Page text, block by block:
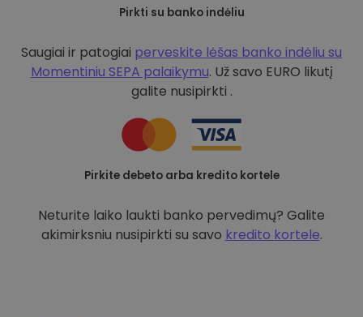
Pirkti su banko indėliu
Saugiai ir patogiai perveskite lėšas banko indėliu su
Momentiniu SEPA palaikymu. Už savo EURO likutį
galite nusipirkti .
Pirkite debeto arba kredito kortele
Neturite laiko laukti banko pervedimų? Galite
akimirksniu nusipirkti su savo kredito kortele.